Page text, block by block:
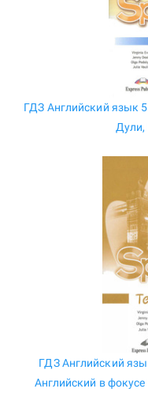
ГДЗ Английский язык
Дули,
ГДЗ Английский
Английский в